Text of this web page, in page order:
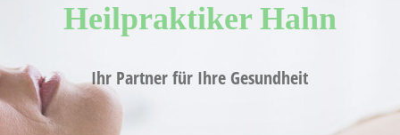
Heilpraktiker Hahn
Ihr Partner für Ihre Gesundheit